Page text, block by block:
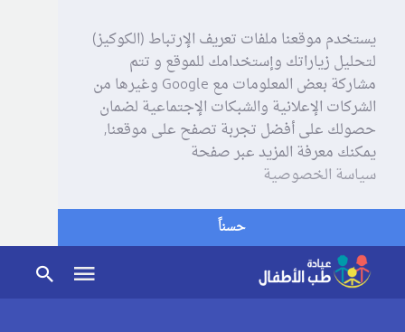
يستخدم موقعنا ملفات تعريف الإرتباط (الكوكيز)
لتحليل زياراتك وإستخدامك للموقع و تتم
مشاركة بعض المعلومات مع Google وغيرها من
الشركات الإعلانية والشبكات الإجتماعية لضمان
حصولك على أفضل تجربة تصفح على موقعنا,
يمكنك معرفة المزيد عبر صفحة
سياسة الخصوصية
حسناً